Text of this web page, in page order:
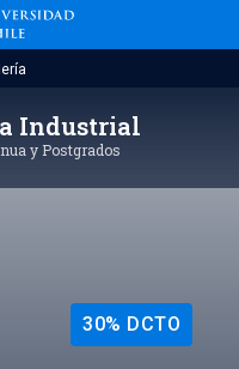
Industrial
y Postgrados
30% DCTO